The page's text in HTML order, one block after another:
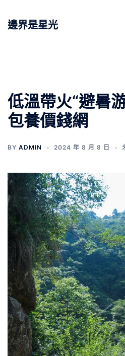
邊界是星光
低溫帶火“避暑
包養價錢網
BY ADMIN 2024 年 8 月 8 日